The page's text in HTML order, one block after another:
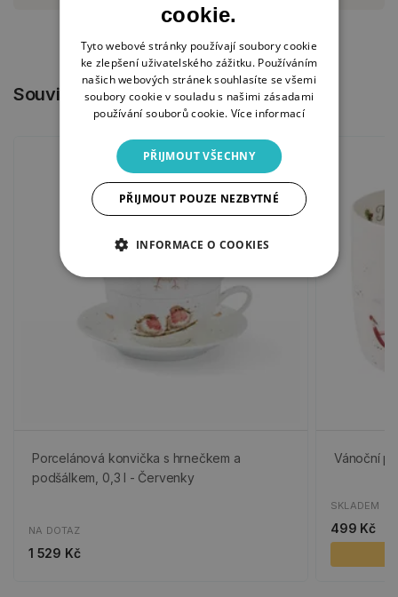
Související produkty
Porcelánová konvička s hrnečkem a
podšálkem, 0,3 l - Červenky
NA DOTAZ
1 529 Kč
Vánoční
SKLADEM
499 Kč
cookie.
Tyto webové stránky používají soubory cookie
ke zlepšení uživatelského zážitku. Používáním
našich webových stránek souhlasíte se všemi
soubory cookie v souladu s našimi zásadami
používání souborů cookie. Více informací
PŘIJMOUT VŠECHNY
PŘIJMOUT POUZE NEZBYTNÉ
INFORMACE O COOKIES